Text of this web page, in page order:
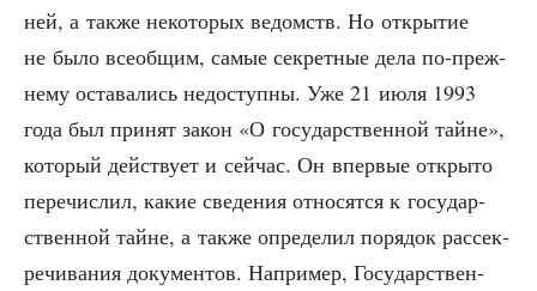
ней, а так­же неко­то­рых ведомств. Но откры­тие
не было все­об­щим, самые сек­рет­ные дела по-преж­
не­му оста­ва­лись недо­ступ­ны. Уже 21 июля 1993
года был при­нят закон «О госу­дар­ствен­ной тайне»,
кото­рый дей­ству­ет и сей­час. Он впер­вые откры­то
пере­чис­лил, какие све­де­ния отно­сят­ся к госу­дар­
ствен­ной тайне, а так­же опре­де­лил поря­док рас­сек­
ре­чи­ва­ния доку­мен­тов. Напри­мер, Госу­дар­ствен­